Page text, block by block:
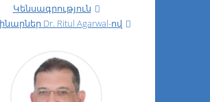
Կենսագրություն
Dr. Ritul Agarwal-ով